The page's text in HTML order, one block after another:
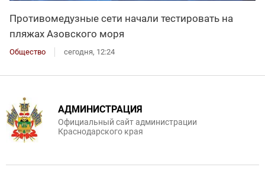
Противомедузные сети начали тестировать на
пляжах Азовского моря
Общество сегодня, 12:24
АДМИНИСТРАЦИЯ
Официальный сайт администрации
Краснодарского края